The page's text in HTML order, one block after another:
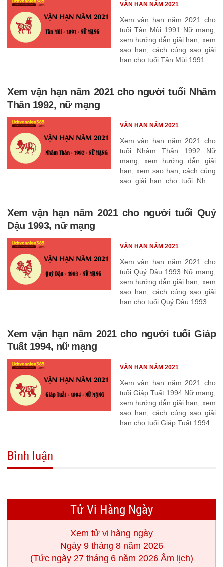
Xem vận hạn năm 2021 cho
tuổi Tân Mùi 1991 Nữ mạng,
xem hướng dẫn giải hạn, xem
sao hạn, cách cúng sao giải
hạn cho tuổi Tân Mùi 1991
VẬN HẠN NĂM 2021
Xem vận hạn năm 2021 cho người tuổi Nhâm
Thân 1992, nữ mạng
Xem vận hạn năm 2021 cho
tuổi Nhâm Thân 1992 Nữ
mạng, xem hướng dẫn giải
hạn, xem sao hạn, cách cúng
sao giải hạn cho tuổi Nhâm
VẬN HẠN NĂM 2021
Xem vận hạn năm 2021 cho người tuổi Quý
Dậu 1993, nữ mạng
Xem vận hạn năm 2021 cho
tuổi Quý Dậu 1993 Nữ mạng,
xem hướng dẫn giải hạn, xem
sao hạn, cách cúng sao giải
hạn cho tuổi Quý Dậu 1993
VẬN HẠN NĂM 2021
Xem vận hạn năm 2021 cho người tuổi Giáp
Tuất 1994, nữ mạng
Xem vận hạn năm 2021 cho
tuổi Giáp Tuất 1994 Nữ mạng,
xem hướng dẫn giải hạn, xem
sao hạn, cách cúng sao giải
hạn cho tuổi Giáp Tuất 1994
VẬN HẠN NĂM 2021
Bình luận
Tử Vi Hàng Ngày
Xem tử vi hàng ngày
Ngày 9 tháng 8 năm 2026
(Tức ngày 27 tháng 6 năm 2026 Âm lịch)